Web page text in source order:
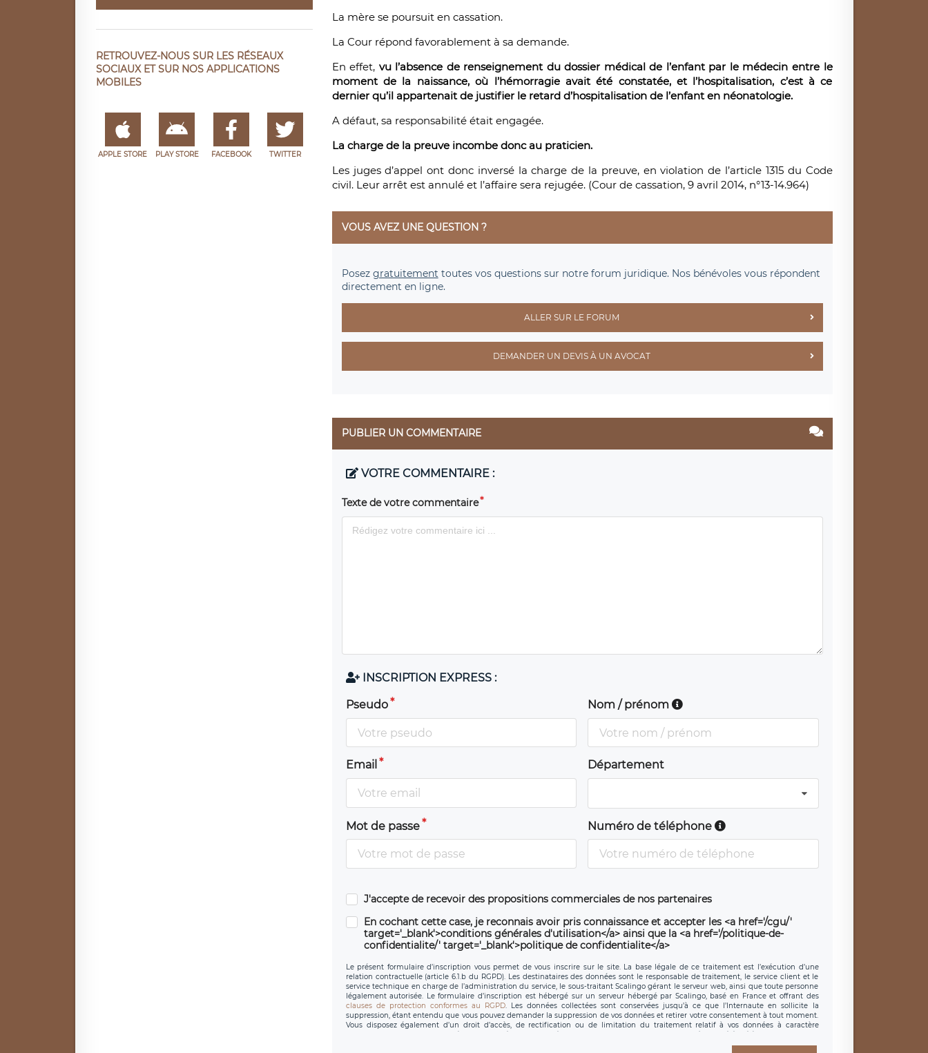
La mère se poursuit en cassation.
La Cour répond favorablement à sa demande.
En effet, vu l’absence de renseignement du dossier médical de l’enfant par le médecin entre le
moment de la naissance, où l’hémorragie avait été constatée, et l’hospitalisation, c’est à ce
dernier qu’il appartenait de justifier le retard d’hospitalisation de l’enfant en néonatologie.
A défaut, sa responsabilité était engagée.
La charge de la preuve incombe donc au praticien.
Les juges d’appel ont donc inversé la charge de la preuve, en violation de l’article 1315 du Code
civil. Leur arrêt est annulé et l’affaire sera rejugée. (Cour de cassation, 9 avril 2014, n°13-14.964)
VOUS AVEZ UNE QUESTION ?
Posez gratuitement toutes vos questions sur notre forum juridique. Nos bénévoles vous répondent
directement en ligne.
ALLER SUR LE FORUM
DEMANDER UN DEVIS À UN AVOCAT
PUBLIER UN COMMENTAIRE
VOTRE COMMENTAIRE :
Texte de votre commentaire
INSCRIPTION EXPRESS :
Pseudo Nom / prénom
Email Département
Mot de passe Numéro de téléphone
J'accepte de recevoir des propositions commerciales de nos partenaires
En cochant cette case, je reconnais avoir pris connaissance et accepter les <a href='/cgu/'
target='_blank'>conditions générales d'utilisation</a> ainsi que la <a href='/politique-de-
confidentialite/' target='_blank'>politique de confidentialite</a>
Le présent formulaire d’inscription vous permet de vous inscrire sur le site. La base légale de ce traitement est l’exécution d’une
relation contractuelle (article 6.1.b du RGPD). Les destinataires des données sont le responsable de traitement, le service client et le
service technique en charge de l’administration du service, le sous-traitant Scalingo gérant le serveur web, ainsi que toute personne
légalement autorisée. Le formulaire d’inscription est hébergé sur un serveur hébergé par Scalingo, basé en France et offrant des
clauses de protection conformes au RGPD. Les données collectées sont conservées jusqu’à ce que l’Internaute en sollicite la
suppression, étant entendu que vous pouvez demander la suppression de vos données et retirer votre consentement à tout moment.
Vous disposez également d’un droit d’accès, de rectification ou de limitation du traitement relatif à vos données à caractère
personnel, ainsi que d’un droit à la portabilité de vos données. Vous pouvez exercer ces droits auprès du délégué à la protection des
données de LÉGAVOX qui exerce au siège social de LÉGAVOX et est joignable à l’adresse mail suivante :
RETROUVEZ-NOUS SUR LES RÉSEAUX
SOCIAUX ET SUR NOS APPLICATIONS
MOBILES
APPLE STORE PLAY STORE FACEBOOK TWITTER